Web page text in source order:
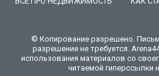
© Копирование разрешено.
разрешение не требуется.
использования материалов со
читаемой гиперссылки